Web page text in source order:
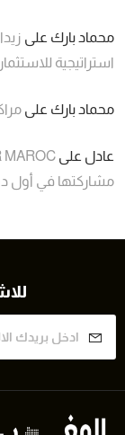
محماد بارك على
استراتيجية
محماد بارك على
عادل على
مشاركتها في أول